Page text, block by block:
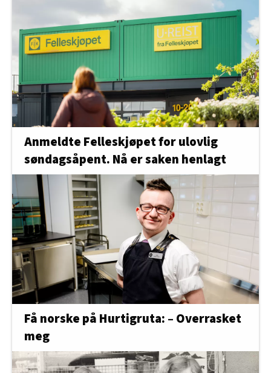
Anmeldte Felleskjøpet for ulovlig
søndagsåpent. Nå er saken henlagt
Få norske på Hurtigruta: – Overrasket
meg